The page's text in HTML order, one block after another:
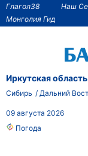
Глагол38 Наш
Монголия Гид
Иркутская область
Сибирь
Дальний
09 августа 2026
Погода